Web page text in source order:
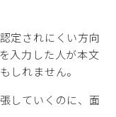
定されにくい方向
入力した人が本文
しれません。
していくのに、面